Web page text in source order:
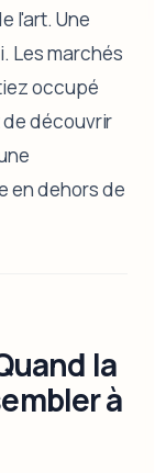
l'art. Une
Les marchés
occupé
découvrir
en dehors de
la
à